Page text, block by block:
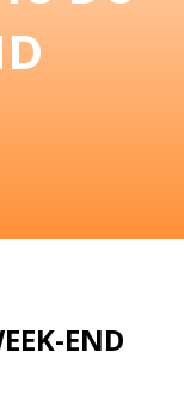
END